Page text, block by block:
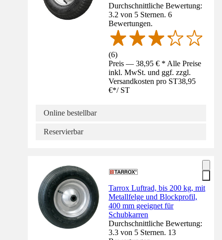
Durchschnittliche Bewertung:
3.2 von 5 Sternen. 6
Bewertungen.
(6)
Preis — 38,95 € * Alle Preise
inkl. MwSt. und ggf. zzgl.
Versandkosten pro ST38,95
€*/ ST
Online bestellbar
Reservierbar
Tarrox Luftrad, bis 200 kg, mit
Metallfelge und Blockprofil,
400 mm geeignet für
Schubkarren
Durchschnittliche Bewertung:
3.3 von 5 Sternen. 13